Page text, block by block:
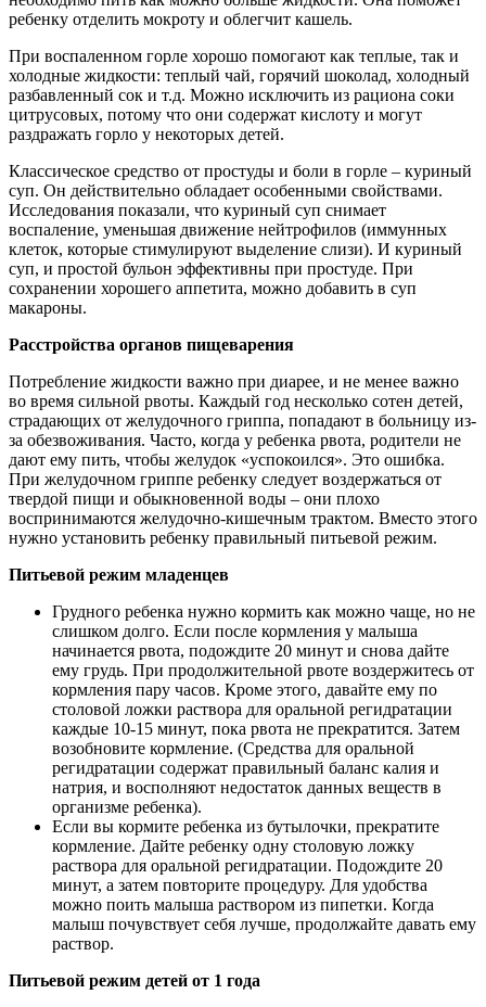
ребенку отделить мокроту и облегчит кашель.
При воспаленном горле хорошо помогают как теплые, так и
холодные жидкости: теплый чай, горячий шоколад, холодный
разбавленный сок и т.д. Можно исключить из рациона соки
цитрусовых, потому что они содержат кислоту и могут
раздражать горло у некоторых детей.
Классическое средство от простуды и боли в горле – куриный
суп. Он действительно обладает особенными свойствами.
Исследования показали, что куриный суп снимает
воспаление, уменьшая движение нейтрофилов (иммунных
клеток, которые стимулируют выделение слизи). И куриный
суп, и простой бульон эффективны при простуде. При
сохранении хорошего аппетита, можно добавить в суп
макароны.
Расстройства органов пищеварения
Потребление жидкости важно при диарее, и не менее важно
во время сильной рвоты. Каждый год несколько сотен детей,
страдающих от желудочного гриппа, попадают в больницу из-
за обезвоживания. Часто, когда у ребенка рвота, родители не
дают ему пить, чтобы желудок «успокоился». Это ошибка.
При желудочном гриппе ребенку следует воздержаться от
твердой пищи и обыкновенной воды – они плохо
воспринимаются желудочно-кишечным трактом. Вместо этого
нужно установить ребенку правильный питьевой режим.
Питьевой режим младенцев
Грудного ребенка нужно кормить как можно чаще, но не
слишком долго. Если после кормления у малыша
начинается рвота, подождите 20 минут и снова дайте
ему грудь. При продолжительной рвоте воздержитесь от
кормления пару часов. Кроме этого, давайте ему по
столовой ложки раствора для оральной регидратации
каждые 10-15 минут, пока рвота не прекратится. Затем
возобновите кормление. (Средства для оральной
регидратации содержат правильный баланс калия и
натрия, и восполняют недостаток данных веществ в
организме ребенка).
Если вы кормите ребенка из бутылочки, прекратите
кормление. Дайте ребенку одну столовую ложку
раствора для оральной регидратации. Подождите 20
минут, а затем повторите процедуру. Для удобства
можно поить малыша раствором из пипетки. Когда
малыш почувствует себя лучше, продолжайте давать ему
раствор.
Питьевой режим детей от 1 года